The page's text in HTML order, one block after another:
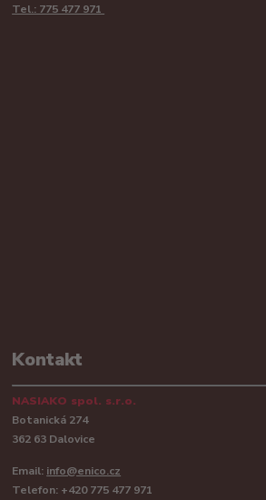
Tel.: 775 477 971
Kontakt
NASIAKO spol. s.r.o.
Botanická 274
362 63 Dalovice
Email: info@enico.cz
Telefon: +420 775 477 971